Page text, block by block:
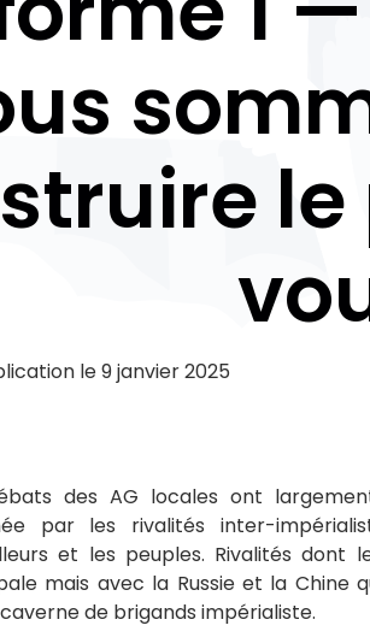
le9 janvier 2025
des AG locales ont
par les rivalités inter-
et les peuples. Rivalités dont
mais avec la Russie et la
de brigands impérialiste.